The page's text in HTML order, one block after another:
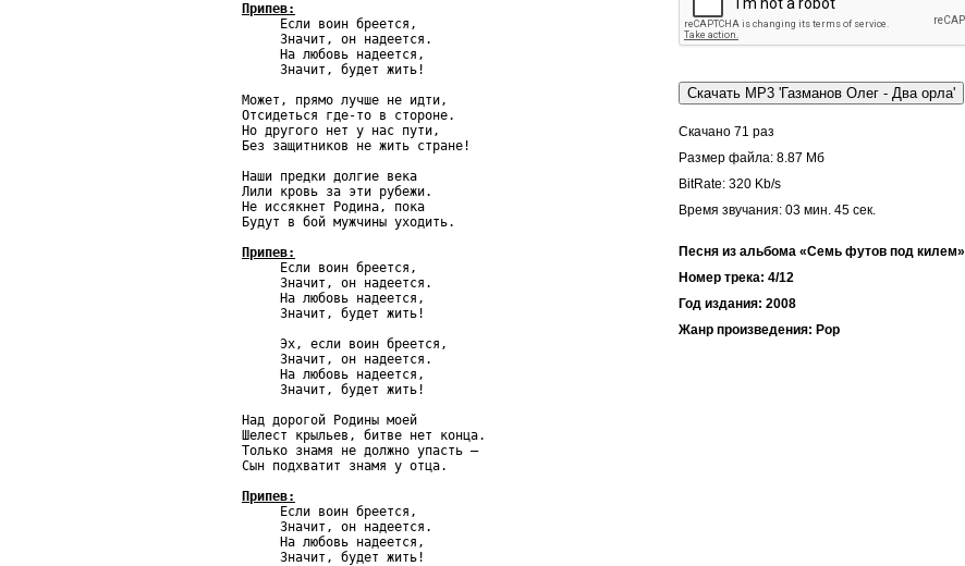
Припев:
Если воин бреется,
     Значит, он надеется.
     На любовь надеется,
     Значит, будет жить!
Может, прямо лучше не идти,
Отсидеться где-то в стороне.
Но другого нет у нас пути,
Без защитников не жить стране!
Наши предки долгие века
Лили кровь за эти рубежи.
Не иссякнет Родина, пока
Будут в бой мужчины уходить.
Припев:
Если воин бреется,
     Значит, он надеется.
     На любовь надеется,
     Значит, будет жить!
     Эх, если воин бреется,
     Значит, он надеется.
     На любовь надеется,
     Значит, будет жить!
Над дорогой Родины моей
Шелест крыльев, битве нет конца.
Только знамя не должно упасть –
Сын подхватит знамя у отца.
Припев:
Если воин бреется,
     Значит, он надеется.
     На любовь надеется,
     Значит, будет жить!
Скачано 71 раз
Размер файла: 8.87 Мб
BitRate: 320 Kb/s
Время звучания: 03 мин. 45 cек.
Песня из альбома «Семь футов под килем»
Номер трека: 4/12
Год издания: 2008
Жанр произведения: Pop